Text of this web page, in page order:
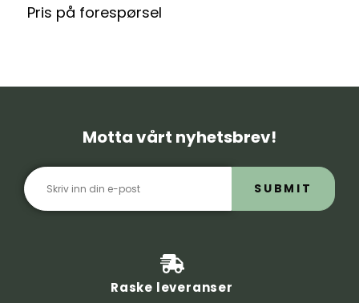
Pris på forespørsel
Motta vårt nyhetsbrev!
SUBMIT
Raske leveranser